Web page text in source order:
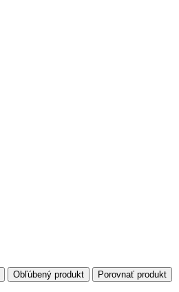
Obľúbený produkt Porovnať produkt